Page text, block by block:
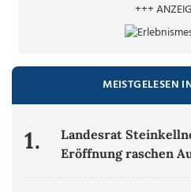
+++
MEISTGELESEN
1.
Landesrat
Eröffnung raschen